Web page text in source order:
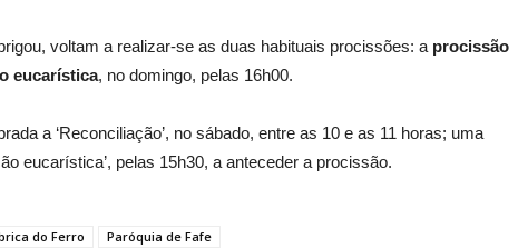
voltam a realizar-se as duas habituais procissões: a procissão
eucarística, no domingo, pelas 16h00.
a ‘Reconciliação’, no sábado, entre as 10 e as 11 horas; uma
eucarística’, pelas 15h30, a anteceder a procissão.
do Ferro Paróquia de Fafe